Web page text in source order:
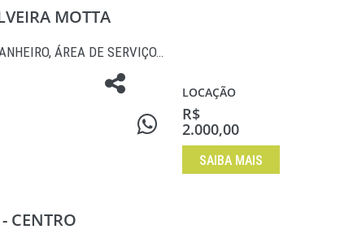
MOTTA
ÁREA DE SERVIÇO…
LOCAÇÃO
R$
2.000,00
SAIBA MAIS
CENTRO